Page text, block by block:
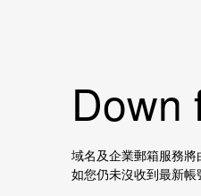
Down
域名及企業郵箱服務將
如您仍未沒收到最新帳